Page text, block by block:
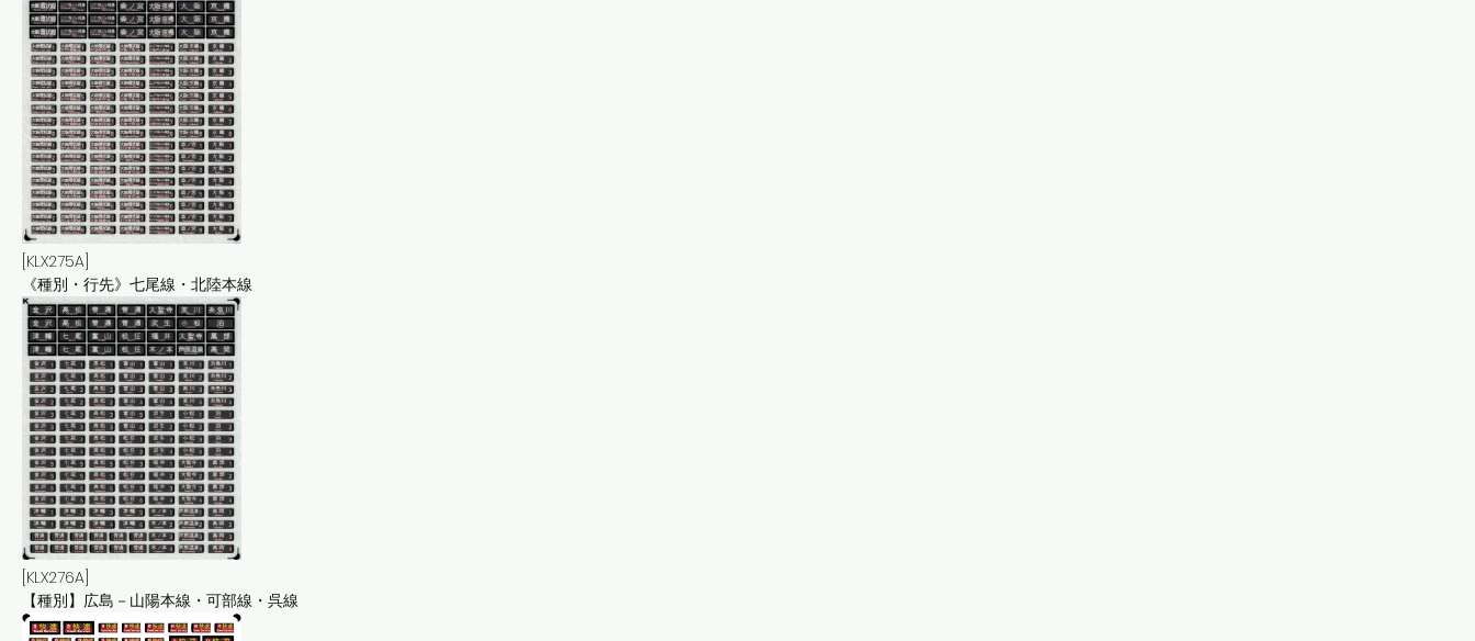
[KLX275A]
《種別・行先》七尾線・北陸本線
[KLX276A]
【種別】広島－山陽本線・可部線・呉線